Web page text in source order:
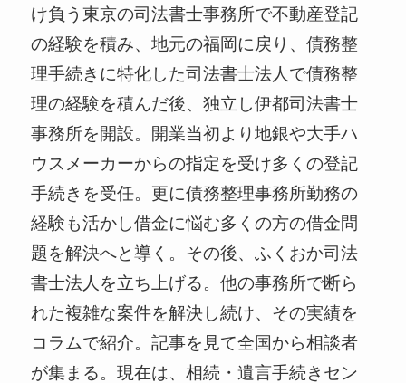
け負う東京の司法書士事務所で不動産登記
の経験を積み、地元の福岡に戻り、債務整
理手続きに特化した司法書士法人で債務整
理の経験を積んだ後、独立し伊都司法書士
事務所を開設。開業当初より地銀や大手ハ
ウスメーカーからの指定を受け多くの登記
手続きを受任。更に債務整理事務所勤務の
経験も活かし借金に悩む多くの方の借金問
題を解決へと導く。その後、ふくおか司法
書士法人を立ち上げる。他の事務所で断ら
れた複雑な案件を解決し続け、その実績を
コラムで紹介。記事を見て全国から相談者
が集まる。現在は、相続・遺言手続きセン